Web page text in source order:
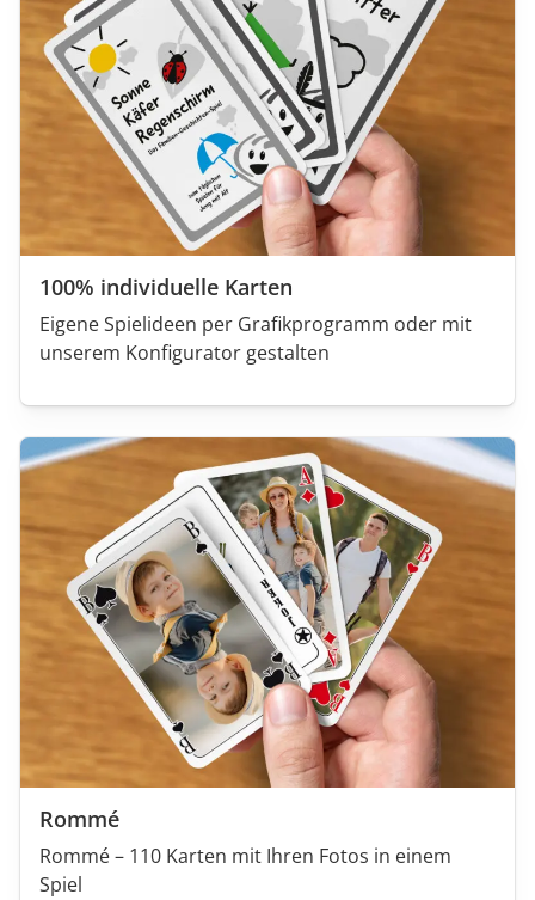
100% individuelle Karten
Eigene Spielideen per Grafikprogramm oder mit
unserem Konfigurator gestalten
Rommé
Rommé – 110 Karten mit Ihren Fotos in einem
Spiel